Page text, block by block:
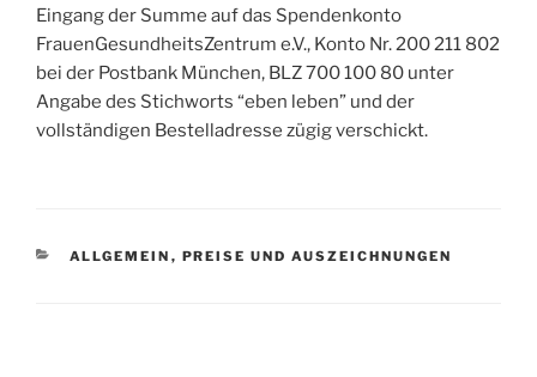
Eingang der Summe auf das Spendenkonto
FrauenGesundheitsZentrum e.V., Konto Nr. 200 211 802
bei der Postbank München, BLZ 700 100 80 unter
Angabe des Stichworts “eben leben” und der
vollständigen Bestelladresse zügig verschickt.
KATEGORIEN
ALLGEMEIN , PREISE UND AUSZEICHNUNGEN